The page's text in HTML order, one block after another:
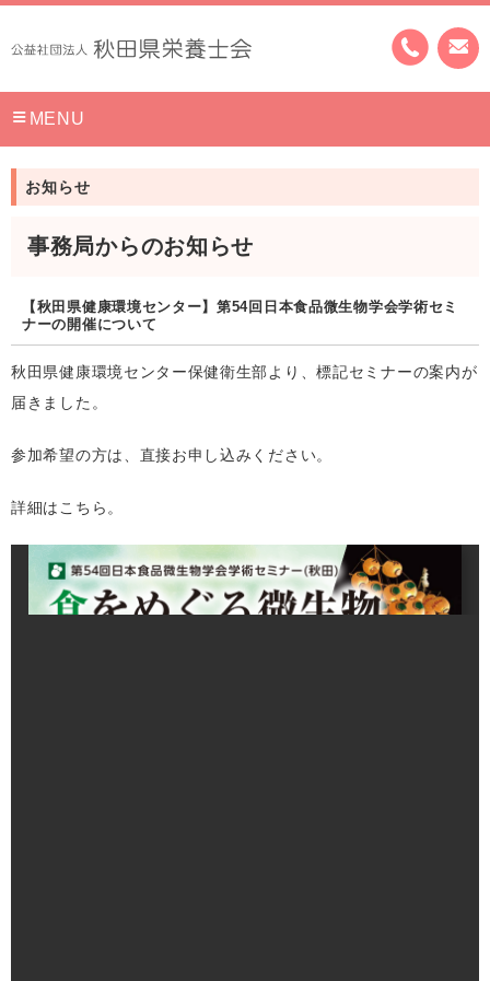
MENU
お知らせ
事務局からのお知らせ
【秋田県健康環境センター】第54回日本食品微生物学会学術セミ
ナーの開催について
秋田県健康環境センター保健衛生部より、標記セミナーの案内が
届きました。
参加希望の方は、直接お申し込みください。
詳細はこちら。